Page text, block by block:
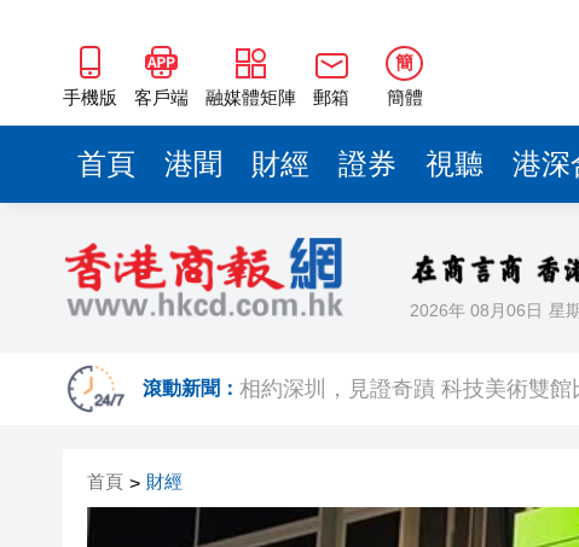
手機版 客戶端 融媒體矩陣 郵箱
簡
簡體
首頁 港聞 財經 證券 視聽 港深
2026年 08月06日 星
滾動新聞：
相約深圳，見證奇蹟
美股觀望非農數據 道指跌逾百點
首頁 > 財經